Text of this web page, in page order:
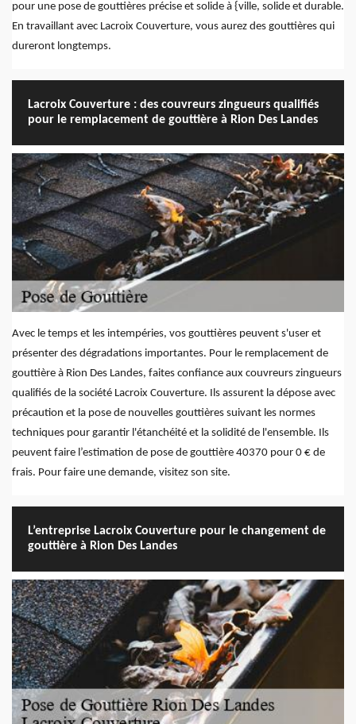
pour une pose de gouttières précise et solide à {ville, solide et durable.
En travaillant avec Lacroix Couverture, vous aurez des gouttières qui
dureront longtemps.
Lacroix Couverture : des couvreurs zingueurs qualifiés
pour le remplacement de gouttière à Rion Des Landes
Avec le temps et les intempéries, vos gouttières peuvent s'user et
présenter des dégradations importantes. Pour le remplacement de
gouttière à Rion Des Landes, faites confiance aux couvreurs zingueurs
qualifiés de la société Lacroix Couverture. Ils assurent la dépose avec
précaution et la pose de nouvelles gouttières suivant les normes
techniques pour garantir l'étanchéité et la solidité de l'ensemble. Ils
peuvent faire l’estimation de pose de gouttière 40370 pour 0 € de
frais. Pour faire une demande, visitez son site.
L’entreprise Lacroix Couverture pour le changement de
gouttière à Rion Des Landes